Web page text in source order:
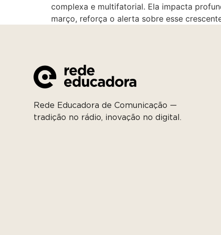
complexa e multifatorial. Ela impacta
março, reforça o alerta sobre esse
Rede Educadora de Comunicação —
tradição no rádio, inovação no digital.